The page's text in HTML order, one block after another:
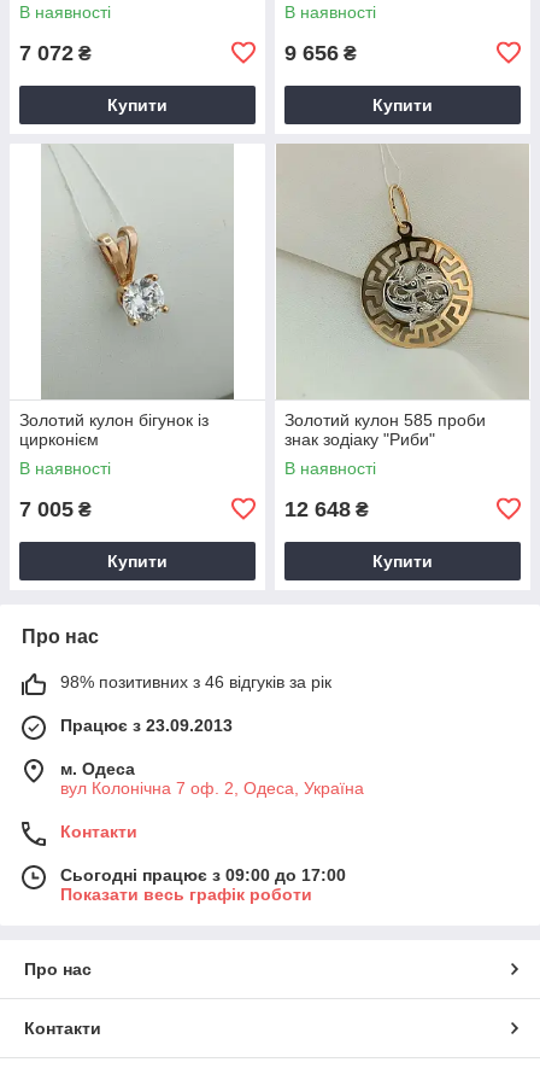
В наявності
7 072 ₴
Купити
В наявності
9 656 ₴
Купити
Золотий кулон бігунок із
цирконієм
В наявності
7 005 ₴
Купити
Золотий кулон 585 проби
знак зодіаку "Риби"
В наявності
12 648 ₴
Купити
Про нас
98% позитивних з 46 відгуків за рік
Працює з 23.09.2013
м. Одеса
вул Колонічна 7 оф. 2, Одеса, Україна
Контакти
Сьогодні працює з 09:00 до 17:00
Показати весь графік роботи
Про нас
Контакти